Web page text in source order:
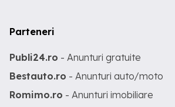
Parteneri
Publi24.ro - Anunturi gratuite
Bestauto.ro - Anunturi auto/moto
Romimo.ro - Anunturi imobiliare